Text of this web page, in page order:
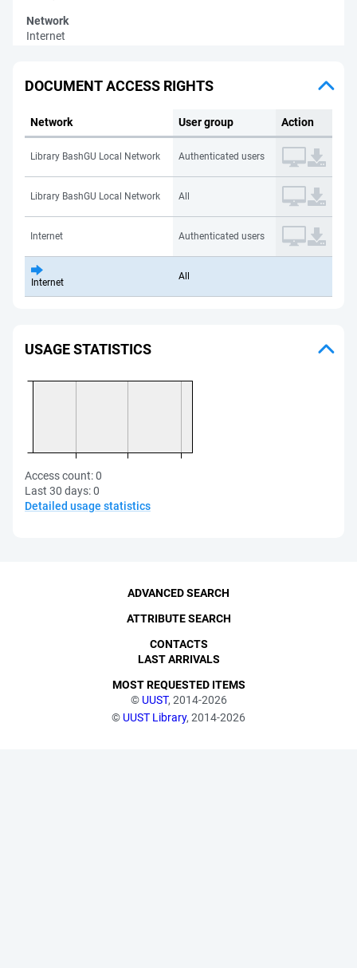
Network
Internet
DOCUMENT ACCESS RIGHTS
Network User group Action
Library BashGU Local Network Authenticated users
Library BashGU Local Network All
Internet Authenticated users
Internet
All
USAGE STATISTICS
Access count:0
Last 30 days:0
Detailed usage statistics
© UUST, 2014-2026
© UUST Library, 2014-2026
ADVANCED SEARCH
ATTRIBUTE SEARCH
CONTACTS
LAST ARRIVALS
MOST REQUESTED ITEMS